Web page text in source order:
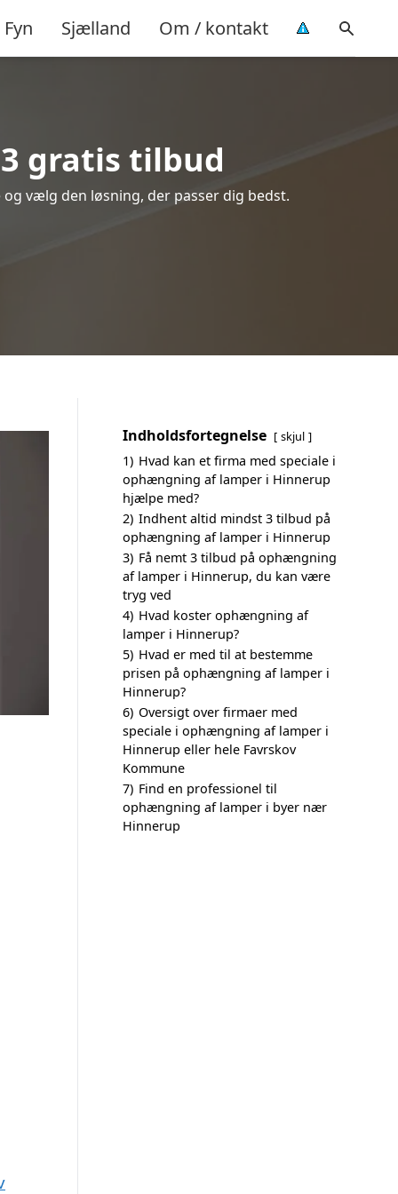
Fyn Sjælland Om / kontakt
gratis tilbud
vælg den løsning, der passer dig bedst.
Indholdsfortegnelse skjul
1) Hvad kan et firma med speciale i
ophængning af lamper i Hinnerup
hjælpe med?
2) Indhent altid mindst 3 tilbud på
ophængning af lamper i Hinnerup
3) Få nemt 3 tilbud på ophængning
af lamper i Hinnerup, du kan være
tryg ved
4) Hvad koster ophængning af
lamper i Hinnerup?
5) Hvad er med til at bestemme
prisen på ophængning af lamper i
Hinnerup?
6) Oversigt over firmaer med
speciale i ophængning af lamper i
Hinnerup eller hele Favrskov
Kommune
7) Find en professionel til
ophængning af lamper i byer nær
Hinnerup